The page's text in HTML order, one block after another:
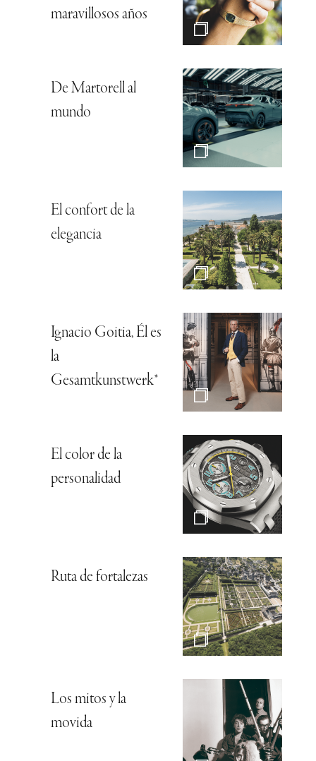
maravillosos años
De Martorell al
mundo
El confort de la
elegancia
Ignacio Goitia, Él es
la
Gesamtkunstwerk*
El color de la
personalidad
Ruta de fortalezas
Los mitos y la
movida